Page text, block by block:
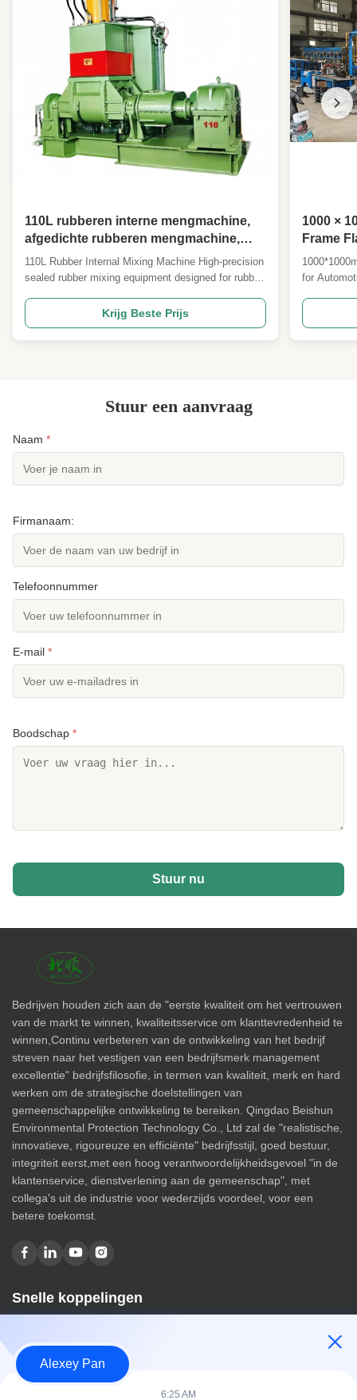
110L rubberen interne mengmachine,
afgedichte rubberen mengmachine,
uiterst nauwkeurige mengapparatuur,
rubber- en kunststofmengselmachine
110L Rubber Internal Mixing Machine High-precision
sealed rubber mixing equipment designed for rubber
temperature control and material flow optimization.
Manufacturer Expertise Qingdao Beishun
Environmental Protection Technology Co., Ltd.
Krijg Beste Prijs
1000 ×
Frame
PLC-
van 0-
for
and other
forming
Stuur een aanvraag
Naam *
Firmanaam:
Telefoonnummer
E-mail *
Boodschap *
Stuur nu
Bedrijven houden zich aan de "eerste kwaliteit om het vertrouwen
van de markt te winnen, kwaliteitsservice om klanttevredenheid te
winnen,Continu verbeteren van de ontwikkeling van het bedrijf
streven naar het vestigen van een bedrijfsmerk management
excellentie" bedrijfsfilosofie, in termen van kwaliteit, merk en hard
werken om de strategische doelstellingen van
gemeenschappelijke ontwikkeling te bereiken. Qingdao Beishun
Environmental Protection Technology Co., Ltd zal de "realistische,
innovatieve, rigoureuze en efficiënte" bedrijfsstijl, goed bestuur,
integriteit eerst,met een hoog verantwoordelijkheidsgevoel "in de
klantenservice, dienstverlening aan de gemeenschap", met
collega's uit de industrie voor wederzijds voordeel, voor een
betere toekomst.
Snelle koppelingen
Over ons
productenAlexey Pan
6:25 AM